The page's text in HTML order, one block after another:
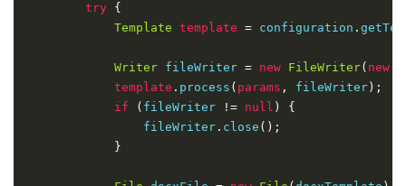
try {
Template template = configuration .
Writer fileWriter = new FileWriter( new
template . process ( params , fileWriter );
if
( fileWriter != null )
{
                fileWriter
. close ();
}